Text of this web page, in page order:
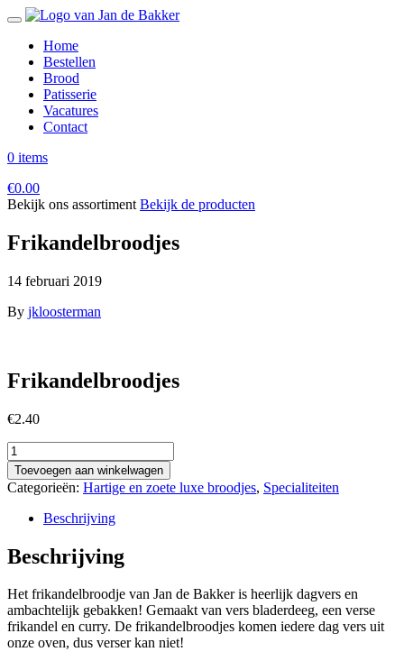
Home
Bestellen
Brood
Patisserie
Vacatures
Contact
0 items
€0.00
Bekijk ons assortiment Bekijk de producten
Frikandelbroodjes
14 februari 2019
By jkloosterman
Frikandelbroodjes
€2.40
Frikandelbroodjes
aantal
Toevoegen aan winkelwagen
Categorieën: Hartige en zoete luxe broodjes, Specialiteiten
Beschrijving
Beschrijving
Het frikandelbroodje van Jan de Bakker is heerlijk dagvers en
ambachtelijk gebakken! Gemaakt van vers bladerdeeg, een verse
frikandel en curry. De frikandelbroodjes komen iedere dag vers uit
onze oven, dus verser kan niet!